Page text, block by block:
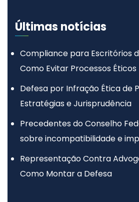
Últimas notícias
Compliance para Escritórios
Como Evitar Processos Éticos
Defesa por Infração Ética de
Estratégias e Jurisprudência
Precedentes do Conselho
sobre incompatibilidade e
advocacia
Representação Contra
Como Montar a Defesa